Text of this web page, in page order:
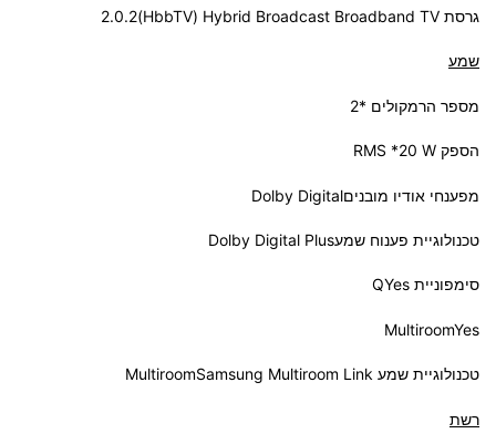
גרסת Hybrid Broadcast Broadband TV‏ (HbbTV)2.0.2
שמע
מספר הרמקולים *2
הספק RMS *20 W
מפענחי אודיו מובניםDolby Digital
טכנולוגיית פענוח שמעDolby Digital Plus
סימפוניית QYes
MultiroomYes
טכנולוגיית שמע MultiroomSamsung Multiroom Link
רשת